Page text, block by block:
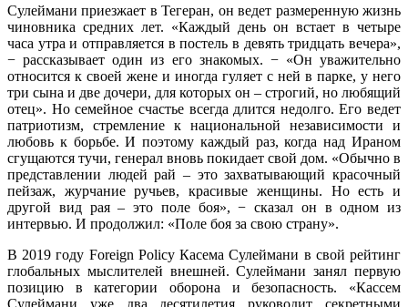
Сулеймани приезжает в Тегеран, он ведет размеренную жизнь
чиновника средних лет. «Каждый день он встает в четыре
часа утра и отправляется в постель в девять тридцать вечера»,
− рассказывает один из его знакомых. − «Он уважительно
относится к своей жене и иногда гуляет с ней в парке, у него
три сына и две дочери, для которых он – строгий, но любящий
отец». Но семейное счастье всегда длится недолго. Его ведет
патриотизм, стремление к национальной независимости и
любовь к борьбе. И поэтому каждый раз, когда над Ираном
сгущаются тучи, генерал вновь покидает свой дом. «Обычно в
представлении людей рай – это захватывающий красочный
пейзаж, журчание ручьев, красивые женщины. Но есть и
другой вид рая – это поле боя», − сказал он в одном из
интервью. И продолжил: «Поле боя за свою страну».
В 2019 году Foreign Policy Касема Сулеймани в свой рейтинг
глобальных мыслителей внешней. Сулеймани занял первую
позицию в категории оборона и безопасность. «Кассем
Сулеймани уже два десятилетия руководит секретными